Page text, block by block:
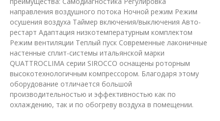
направления воздушного потока Ночной режим Режим
осушения воздуха Таймер включения/выключения Авто-
рестарт Адаптация низкотемпературным комплектом
Режим вентиляции Теплый пуск Современные лаконичные
настенные сплит-системы итальянской марки
QUATTROCLIMA серии SIROCCO оснащены роторным
высокотехнологичным компрессором. Благодаря этому
оборудование отличается большой
производительностью и эффективностью как по
охлаждению, так и по обогреву воздуха в помещении.